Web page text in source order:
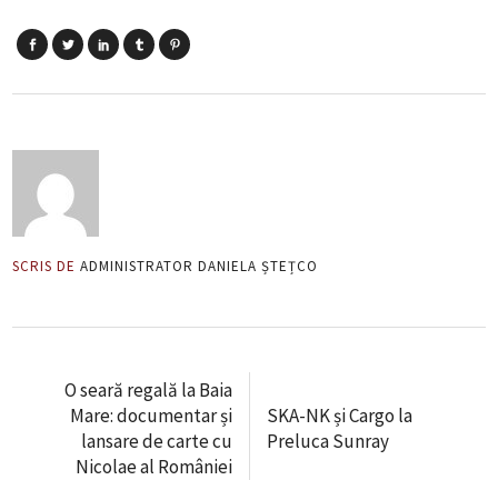
SCRIS DE ADMINISTRATOR DANIELA ȘTEȚCO
O seară regală la Baia
Mare: documentar și
lansare de carte cu
Nicolae al României
SKA-NK și Cargo la
Preluca Sunray